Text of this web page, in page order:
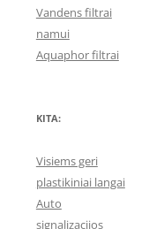
Vandens filtrai
namui
Aquaphor filtrai
KITA:
Visiems geri
plastikiniai langai
Auto
signalizacijos